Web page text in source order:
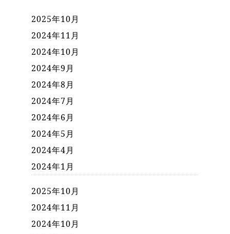
2025年10月
2024年11月
2024年10月
2024年9月
2024年8月
2024年7月
2024年6月
2024年5月
2024年4月
2024年1月
2025年10月
2024年11月
2024年10月